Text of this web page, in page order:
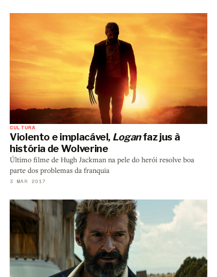
CULTURA
Violento e implacável, Loganfaz jus à
história de Wolverine
Último filme de Hugh Jackman na pele do herói resolve boa
parte dos problemas da franquia
3 MAR 2017